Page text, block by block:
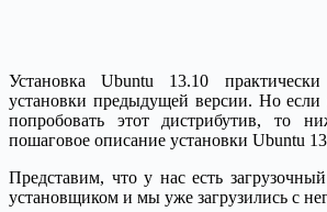
Установка Ubuntu 13.10
установки предыдущей версии. Но
попробовать этот дистрибутив, то
пошаговое описание установки Ubuntu
Представим, что у нас есть
установщиком и мы уже загрузились с